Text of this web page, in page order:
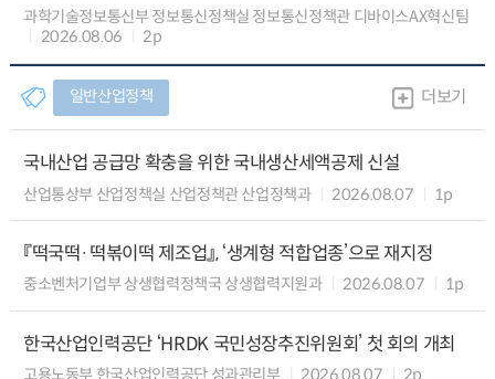
과학기술정보통신부 정보통신정책실 정보통신정책관 디바이스AX혁신팀
2026.08.06
2p
일반산업정책 더보기
국내산업 공급망 확충을 위한 국내생산세액공제 신설
산업통상부 산업정책실 산업정책관 산업정책과 2026.08.07 1p
『떡국떡·떡볶이떡 제조업』, ‘생계형 적합업종’으로 재지정
중소벤처기업부 상생협력정책국 상생협력지원과 2026.08.07 1p
한국산업인력공단 ‘HRDK 국민성장추진위원회’ 첫 회의 개최
고용노동부 한국산업인력공단 성과관리부 2026.08.07 2p